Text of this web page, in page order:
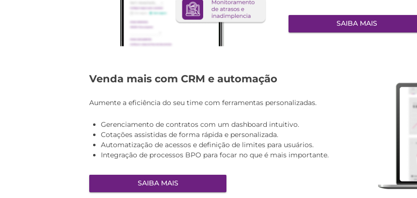
SAIBA MAIS
Venda mais com CRM e automação
Aumente a eficiência do seu time com ferramentas personalizadas.
Gerenciamento de contratos com um dashboard intuitivo.
Cotações assistidas de forma rápida e personalizada.
Automatização de acessos e definição de limites para usuários.
Integração de processos BPO para focar no que é mais importante.
SAIBA MAIS